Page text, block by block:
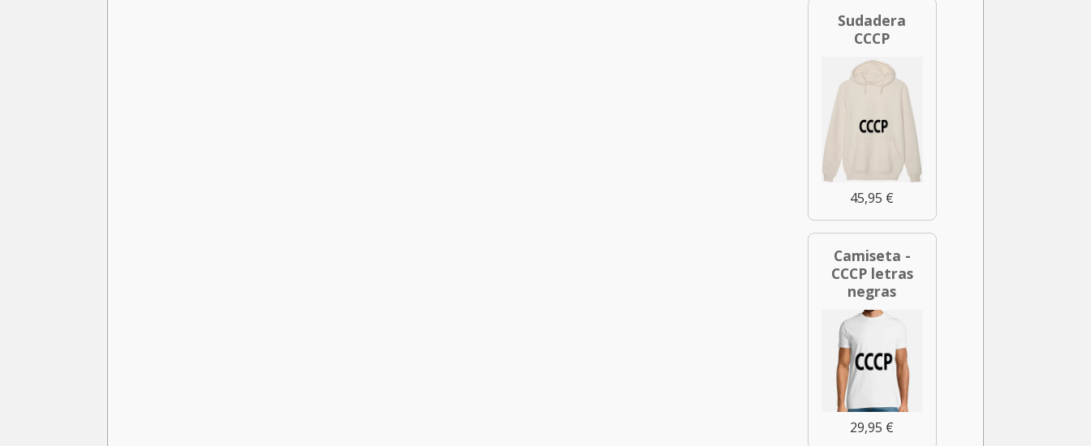
Sudadera
CCCP
45,95 €
Camiseta -
CCCP letras
negras
29,95 €